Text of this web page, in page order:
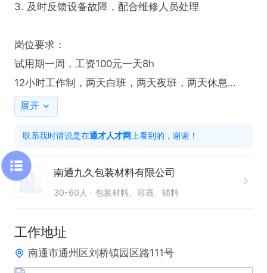
3. 及时反馈设备故障，配合维修人员处理
岗位要求：
试用期一周，工资100元一天8h
12小时工作制，两天白班，两天夜班，两天休息
平均231元/天
只需两步，轻松找工作：1、先点击投简历；2、再打
电话。联系时请说在【通才人才网】上看到的！
展开
联系我时请说是在通才人才网 上看到的，谢谢！
南通九久包装材料有限公司
30-60人 包装材料、容器、辅料
工作地址
南通市通州区刘桥镇园区路111号